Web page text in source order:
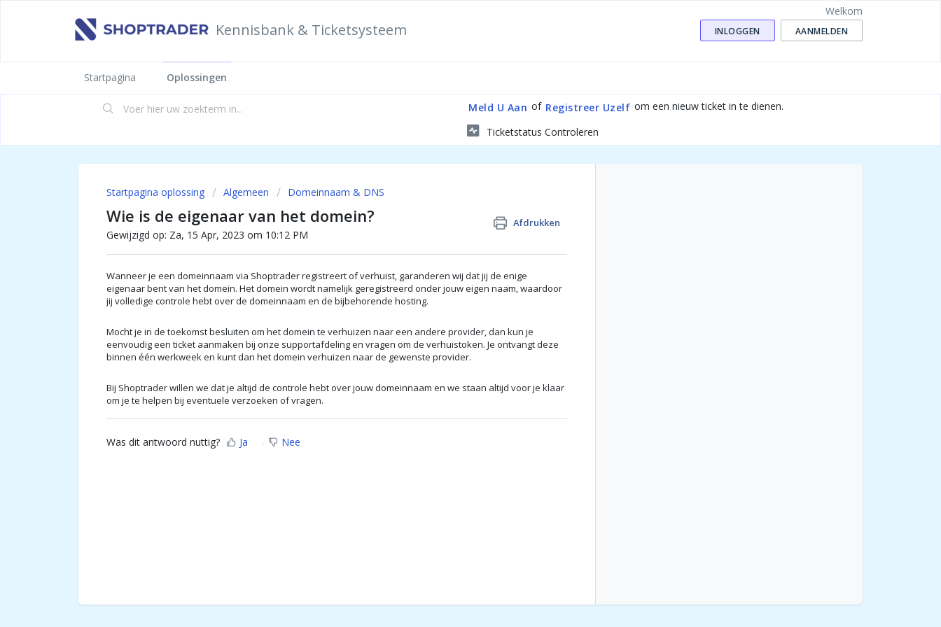
Kennisbank & Ticketsysteem
Welkom
INLOGGEN AANMELDEN
Startpagina Oplossingen
Meld U Aan of Registreer Uzelf om een nieuw ticket in te dienen.
Ticketstatus Controleren
Startpagina oplossing Algemeen Domeinnaam & DNS
Wie is de eigenaar van het domein? Afdrukken
Gewijzigd op: Za, 15 Apr, 2023 om 10:12 PM
Wanneer je een domeinnaam via Shoptrader registreert of verhuist, garanderen wij dat jij de enige
eigenaar bent van het domein. Het domein wordt namelijk geregistreerd onder jouw eigen naam, waardoor
jij volledige controle hebt over de domeinnaam en de bijbehorende hosting.
Mocht je in de toekomst besluiten om het domein te verhuizen naar een andere provider, dan kun je
eenvoudig een ticket aanmaken bij onze supportafdeling en vragen om de verhuistoken. Je ontvangt deze
binnen één werkweek en kunt dan het domein verhuizen naar de gewenste provider.
Bij Shoptrader willen we dat je altijd de controle hebt over jouw domeinnaam en we staan altijd voor je klaar
om je te helpen bij eventuele verzoeken of vragen.
Was dit antwoord nuttig? Ja Nee